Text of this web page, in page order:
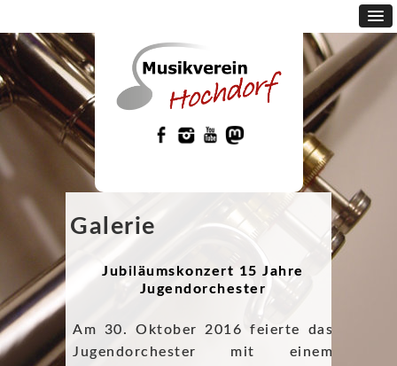
Galerie
Jubiläumskonzert 15 Jahre
Jugendorchester
Am 30. Oktober 2016 feierte das
Jugendorchester mit einem